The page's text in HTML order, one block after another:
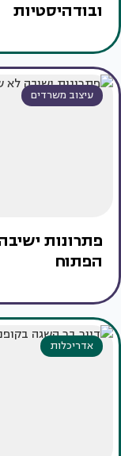
ובודהיסטיות
עיצוב משרדים
פתרונות
הפתוח
אדריכלות